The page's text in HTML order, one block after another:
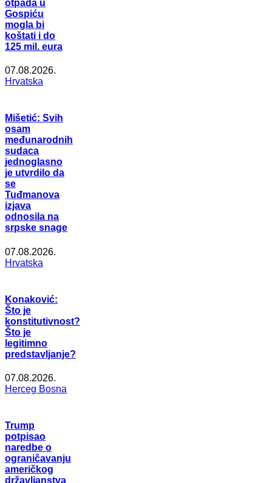
otpada u
Gospiću
mogla bi
koštati i do
125 mil. eura
07.08.2026.
Hrvatska
Mišetić: Svih
osam
međunarodnih
sudaca
jednoglasno
je utvrdilo da
se
Tuđmanova
izjava
odnosila na
srpske snage
07.08.2026.
Hrvatska
Konaković:
Što je
konstitutivnost?
Što je
legitimno
predstavljanje?
07.08.2026.
Herceg Bosna
Trump
potpisao
naredbe o
ograničavanju
američkog
državljanstva